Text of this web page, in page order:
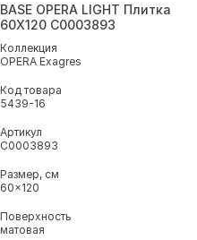
BASE OPERA LIGHT Плитка
60X120 С0003893
Коллекция
OPERA Exagres
Код товара
5439-16
Артикул
С0003893
Размер, см
60x120
Поверхность
матовая